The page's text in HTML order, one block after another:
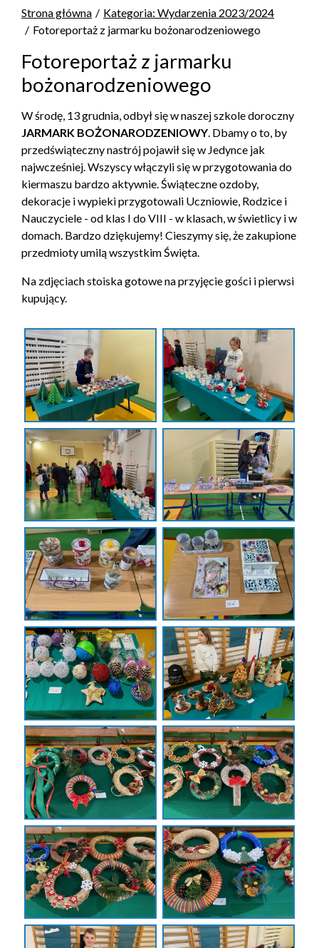
Strona główna
Kategoria: Wydarzenia 2023/2024
Fotoreportaż z jarmarku bożonarodzeniowego
Fotoreportaż z jarmarku
bożonarodzeniowego
W środę, 13 grudnia, odbył się w naszej szkole doroczny
JARMARK BOŻONARODZENIOWY. Dbamy o to, by
przedświąteczny nastrój pojawił się w Jedynce jak
najwcześniej. Wszyscy włączyli się w przygotowania do
kiermaszu bardzo aktywnie. Świąteczne ozdoby,
dekoracje i wypieki przygotowali Uczniowie, Rodzice i
Nauczyciele - od klas I do VIII - w klasach, w świetlicy i w
domach. Bardzo dziękujemy! Cieszymy się, że zakupione
przedmioty umilą wszystkim Święta.
Na zdjęciach stoiska gotowe na przyjęcie gości i pierwsi
kupujący.